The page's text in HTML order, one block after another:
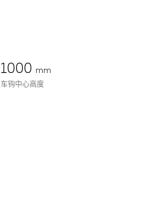
1000 mm
车钩中心高度